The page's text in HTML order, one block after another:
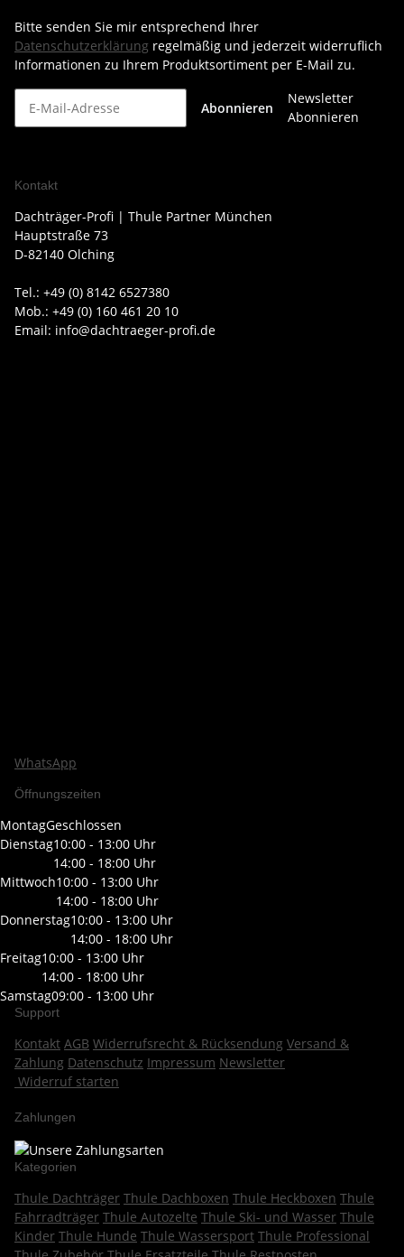
Bitte senden Sie mir entsprechend Ihrer
Datenschutzerklärung regelmäßig und jederzeit widerruflich
Informationen zu Ihrem Produktsortiment per E-Mail zu.
Abonnieren
Newsletter
Abonnieren
Kontakt
Dachträger-Profi | Thule Partner München
Hauptstraße 73
D-82140 Olching
Tel.: +49 (0) 8142 6527380
Mob.: +49 (0) 160 461 20 10
Email: info@dachtraeger-profi.de
WhatsApp
Öffnungszeiten
MontagGeschlossen
Dienstag10:00 - 13:00 Uhr
14:00 - 18:00 Uhr
Mittwoch10:00 - 13:00 Uhr
14:00 - 18:00 Uhr
Donnerstag10:00 - 13:00 Uhr
14:00 - 18:00 Uhr
Freitag10:00 - 13:00 Uhr
14:00 - 18:00 Uhr
Samstag09:00 - 13:00 Uhr
Support
Kontakt AGB Widerrufsrecht & Rücksendung Versand &
Zahlung Datenschutz Impressum Newsletter
Widerruf starten
Zahlungen
Kategorien
Thule Dachträger Thule Dachboxen Thule Heckboxen Thule
Fahrradträger Thule Autozelte Thule Ski- und Wasser Thule
Kinder Thule Hunde Thule Wassersport Thule Professional